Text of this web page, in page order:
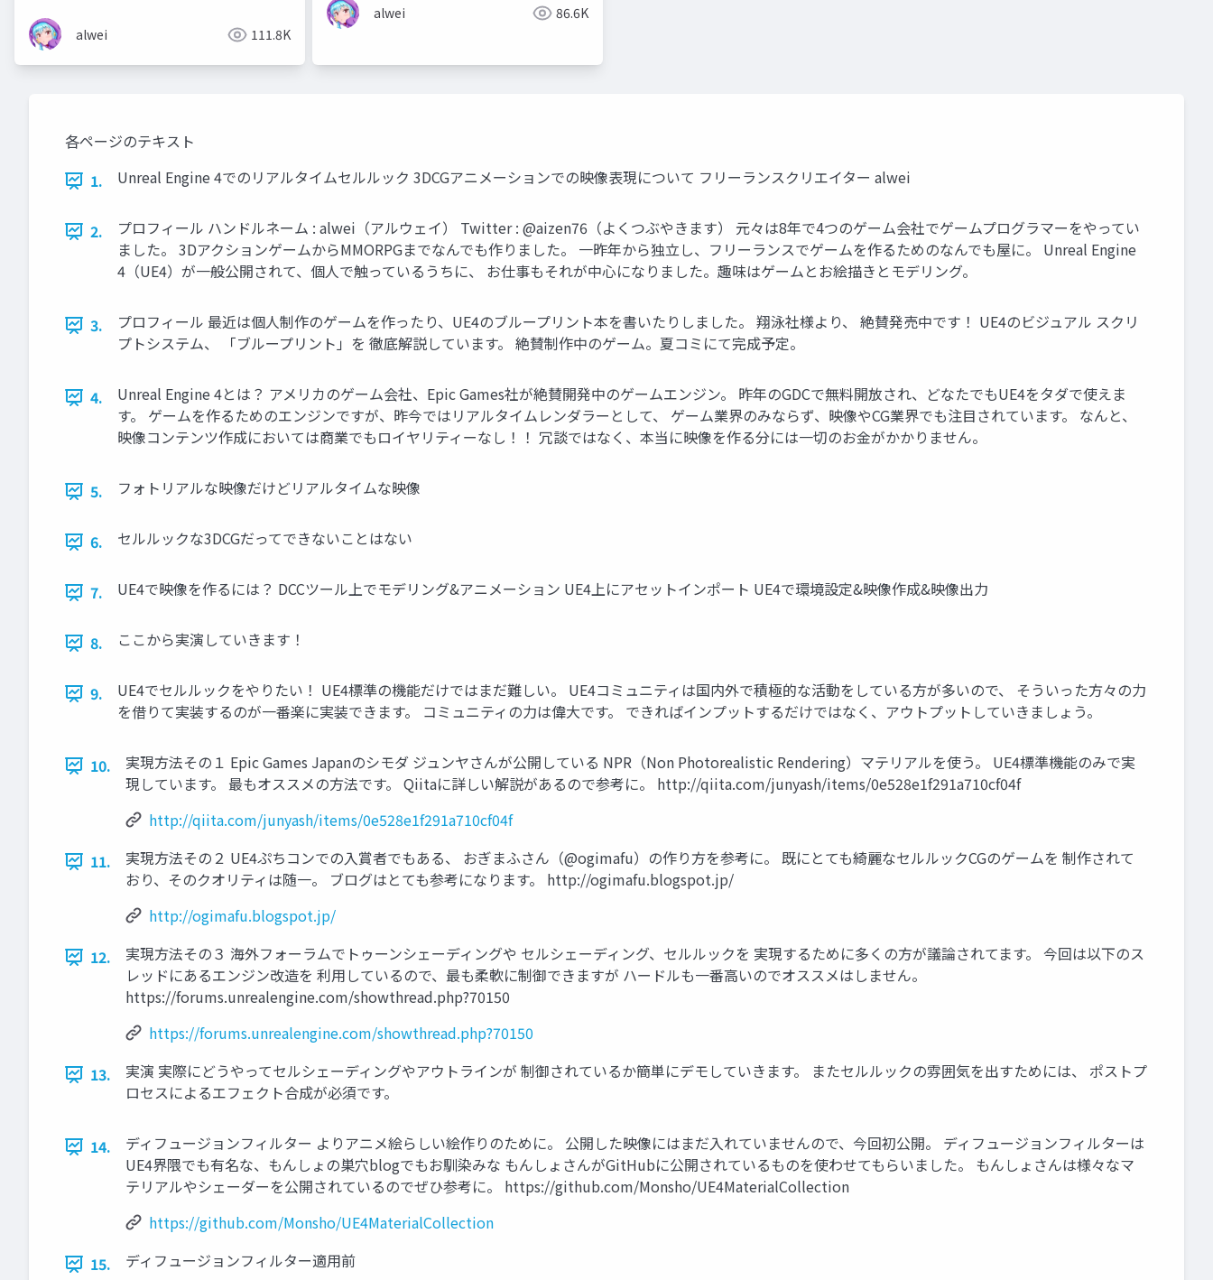
alwei 111.8K
alwei 86.6K
各ページのテキスト
1.
Unreal Engine 4でのリアルタイムセルルック 3DCGアニメーションでの映像表現について フリーランスクリエイター alwei
2.
プロフィール ハンドルネーム : alwei（アルウェイ） Twitter : @aizen76（よくつぶやきます） 元々は8年で4つのゲーム会社でゲームプログラマーをやってい
ました。 3DアクションゲームからMMORPGまでなんでも作りました。 一昨年から独立し、フリーランスでゲームを作るためのなんでも屋に。 Unreal Engine
4（UE4）が一般公開されて、個人で触っているうちに、 お仕事もそれが中心になりました。趣味はゲームとお絵描きとモデリング。
3.
プロフィール 最近は個人制作のゲームを作ったり、UE4のブループリント本を書いたりしました。 翔泳社様より、 絶賛発売中です！ UE4のビジュアル スクリ
プトシステム、 「ブループリント」を 徹底解説しています。 絶賛制作中のゲーム。夏コミにて完成予定。
4.
Unreal Engine 4とは？ アメリカのゲーム会社、Epic Games社が絶賛開発中のゲームエンジン。 昨年のGDCで無料開放され、どなたでもUE4をタダで使えま
す。 ゲームを作るためのエンジンですが、昨今ではリアルタイムレンダラーとして、 ゲーム業界のみならず、映像やCG業界でも注目されています。 なんと、
映像コンテンツ作成においては商業でもロイヤリティーなし！！ 冗談ではなく、本当に映像を作る分には一切のお金がかかりません。
5. フォトリアルな映像だけどリアルタイムな映像
6. セルルックな3DCGだってできないことはない
7. UE4で映像を作るには？ DCCツール上でモデリング&アニメーション UE4上にアセットインポート UE4で環境設定&映像作成&映像出力
8. ここから実演していきます！
9.
UE4でセルルックをやりたい！ UE4標準の機能だけではまだ難しい。 UE4コミュニティは国内外で積極的な活動をしている方が多いので、 そういった方々の力
を借りて実装するのが一番楽に実装できます。 コミュニティの力は偉大です。 できればインプットするだけではなく、アウトプットしていきましょう。
10.
実現方法その１ Epic Games Japanのシモダ ジュンヤさんが公開している NPR（Non Photorealistic Rendering）マテリアルを使う。 UE4標準機能のみで実
現しています。 最もオススメの方法です。 Qiitaに詳しい解説があるので参考に。 http://qiita.com/junyash/items/0e528e1f291a710cf04f
http://qiita.com/junyash/items/0e528e1f291a710cf04f
11.
実現方法その２ UE4ぷちコンでの入賞者でもある、 おぎまふさん（@ogimafu）の作り方を参考に。 既にとても綺麗なセルルックCGのゲームを 制作されて
おり、そのクオリティは随一。 ブログはとても参考になります。 http://ogimafu.blogspot.jp/
http://ogimafu.blogspot.jp/
12.
実現方法その３ 海外フォーラムでトゥーンシェーディングや セルシェーディング、セルルックを 実現するために多くの方が議論されてます。 今回は以下のス
レッドにあるエンジン改造を 利用しているので、最も柔軟に制御できますが ハードルも一番高いのでオススメはしません。
https://forums.unrealengine.com/showthread.php?70150
https://forums.unrealengine.com/showthread.php?70150
13.
実演 実際にどうやってセルシェーディングやアウトラインが 制御されているか簡単にデモしていきます。 またセルルックの雰囲気を出すためには、 ポストプ
ロセスによるエフェクト合成が必須です。
14.
ディフュージョンフィルター よりアニメ絵らしい絵作りのために。 公開した映像にはまだ入れていませんので、今回初公開。 ディフュージョンフィルターは
UE4界隈でも有名な、もんしょの巣穴blogでもお馴染みな もんしょさんがGitHubに公開されているものを使わせてもらいました。 もんしょさんは様々なマ
テリアルやシェーダーを公開されているのでぜひ参考に。 https://github.com/Monsho/UE4MaterialCollection
https://github.com/Monsho/UE4MaterialCollection
15.
ディフュージョンフィルター適用前